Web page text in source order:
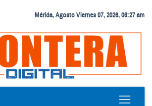
Mérida, Agosto Viernes 07, 2026, 06:27 am